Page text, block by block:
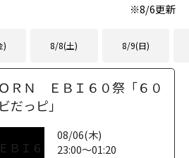
※8/6更新
) 8/8(土) 8/9(日)
ＲＮ ＥＢＩ６０祭「６０
だっピ」
08/06(木)
23:00～01:20